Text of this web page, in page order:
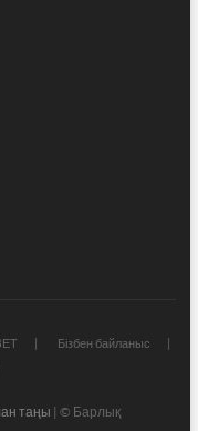
Бізбен байланыс
таңы | © Барлық